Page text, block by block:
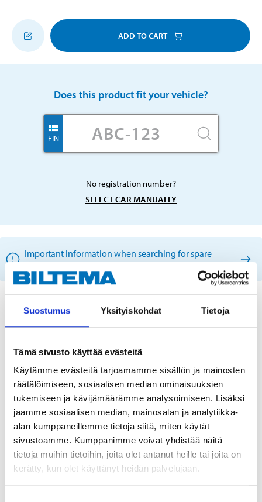
Suostumus Yksityiskohdat Tietoja
Tämä sivusto käyttää evästeitä
Käytämme evästeitä tarjoamamme sisällön ja mainosten
räätälöimiseen, sosiaalisen median ominaisuuksien
tukemiseen ja kävijämäärämme analysoimiseen. Lisäksi
jaamme sosiaalisen median, mainosalan ja analytiikka-
alan kumppaneillemme tietoja siitä, miten käytät
sivustoamme. Kumppanimme voivat yhdistää näitä
tietoja muihin tietoihin, joita olet antanut heille tai joita on
kerätty, kun olet käyttänyt heidän palvelujaan.
ADD TO CART
Does this product fit your vehicle?
FIN
No registration number?
SELECT CAR MANUALLY
Important information when searching for spare
parts by reg. number and service recommendations.
Mounting kit for 2 wheels.
Technical specifications